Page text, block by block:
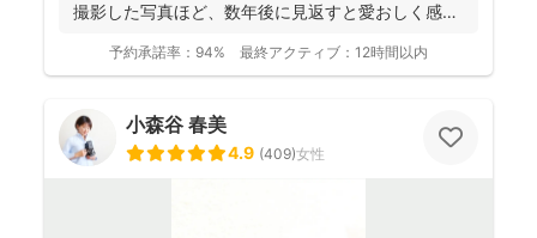
撮影した写真ほど、数年後に見返すと愛おしく感じ
予約承諾率： 94% 最終アクティブ： 12時間以内
小森谷 春美
4.9 (409)女性